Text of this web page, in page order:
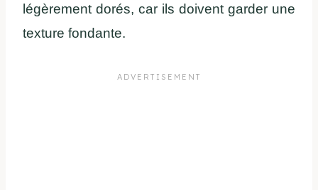
légèrement dorés, car ils doivent garder une
texture fondante.